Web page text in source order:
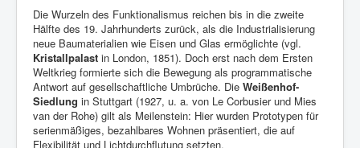
Die Wurzeln des Funktionalismus reichen bis in die zweite
Hälfte des 19. Jahrhunderts zurück, als die Industrialisierung
neue Baumaterialien wie Eisen und Glas ermöglichte (vgl.
Kristallpalast in London, 1851). Doch erst nach dem Ersten
Weltkrieg formierte sich die Bewegung als programmatische
Antwort auf gesellschaftliche Umbrüche. Die Weißenhof-
Siedlung in Stuttgart (1927, u. a. von Le Corbusier und Mies
van der Rohe) gilt als Meilenstein: Hier wurden Prototypen für
serienmäßiges, bezahlbares Wohnen präsentiert, die auf
Flexibilität und Lichtdurchflutung setzten.